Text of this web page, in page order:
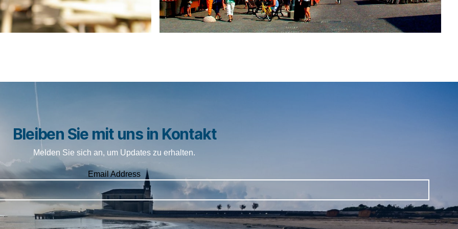
Bleiben Sie mit uns in Kontakt
Melden Sie sich an, um Updates zu erhalten.
Email Address